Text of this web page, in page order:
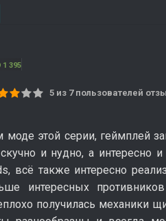
1 395
5 из 7 пользователей
этой серии, геймплей
и нудно, а интересно
всё также интересно
интересных
получилась механики